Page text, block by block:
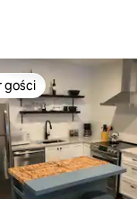
5, liczba recenzji: 110
gości
gości